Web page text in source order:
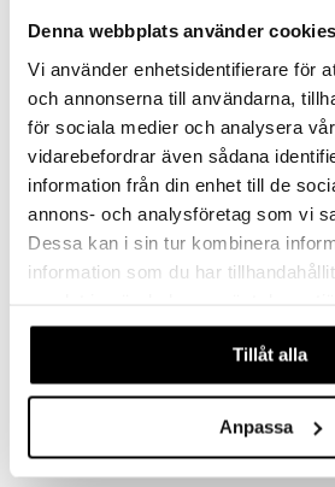
Denna webbplats använder cookies
Vi använder enhetsidentifierare för
och annonserna till användarna,
för sociala medier och analysera
vidarebefordrar även sådana
information från din enhet till de
annons- och analysföretag som vi
Dessa kan i sin tur kombinera
information som du har
våra cookies vid fortsatt
Tillåt alla
Anpassa
Picknick glas 4-pack
SAGAFORM DESIGN
Dessa picknickglas är i akrylplast och tål att hänga med ut på picknick.
245 kr 205 kr
Picknick Tillbringare Siri